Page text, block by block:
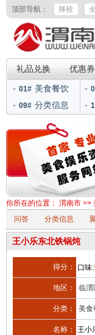
顶部导航： 择校
礼品兑换 优惠券
01# 美食餐饮
09# 分类信息
你所在的位置： 渭南市 >>
问答
分类信息
王小乐东北铁锅炖
得分： 口味:
地区： 临渭
分类： 美食
名称： 王小